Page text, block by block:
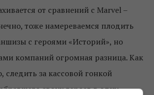
от сравнений с Marvel –
тоже намереваемся плодить
с героями «Историй», но
компаний огромная разница. Как
следить за кассовой гонкой
своих героев в одну